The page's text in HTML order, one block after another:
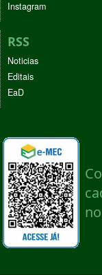
Instagram
RSS
Noticias
Editais
EaD